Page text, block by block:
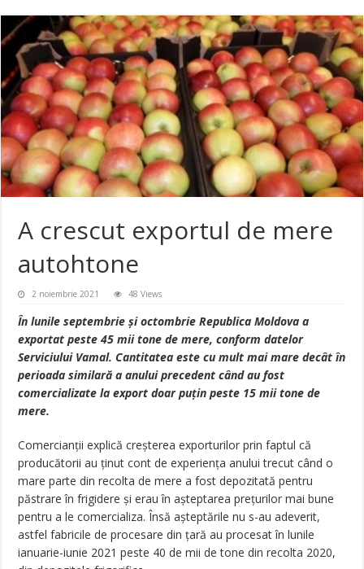
A crescut exportul de mere
autohtone
2 noiembrie 2021 48 Views
În lunile septembrie și octombrie Republica Moldova a
exportat peste 45 mii tone de mere, conform datelor
Serviciului Vamal. Cantitatea este cu mult mai mare decât în
perioada similară a anului precedent când au fost
comercializate la export doar puțin peste 15 mii tone de
mere.
Comercianții explică creșterea exporturilor prin faptul că
producătorii au ținut cont de experiența anului trecut când o
mare parte din recolta de mere a fost depozitată pentru
păstrare în frigidere și erau în așteptarea prețurilor mai bune
pentru a le comercializa. Însă așteptările nu s-au adeverit,
astfel fabricile de procesare din țară au procesat în lunile
ianuarie-iunie 2021 peste 40 de mii de tone din recolta 2020,